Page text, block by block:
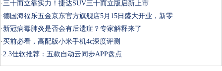
·三十而立靠实力！捷达SUV三十而立版启新上市
·德国海福乐五金京东官方旗舰店5月15日盛大开业，新零
· 新冠病毒肺炎是否会有后遗症？专家解释来了
·买前必看，高配版小米手机4c深度评测
·2.3佳软推荐：五款自动云同步APP盘点